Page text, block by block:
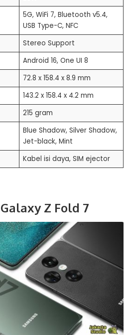
5G, WiFi 7, Bluetooth v5.4,
USB Type-C, NFC
Stereo Support
Android 16, One UI 8
72.8 x 158.4 x 8.9 mm
143.2 x 158.4 x 4.2 mm
215 gram
Blue Shadow, Silver Shadow,
Jet-black, Mint
Kabel isi daya, SIM ejector
Z Fold 7